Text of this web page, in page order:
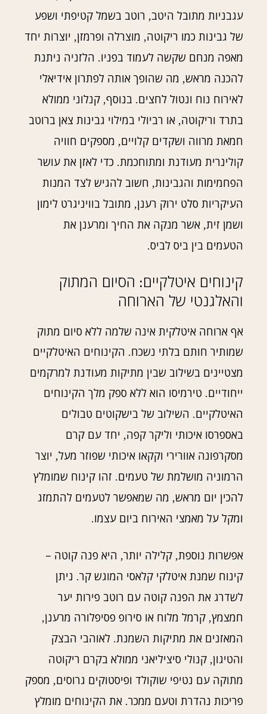
עגבניות מתובל היטב, רוטב בשמל קטיפתי ושפע
של גבינות כמו ריקוטה, מוצרלה ופרמזן, יוצרות יחד
מאפה מנחם שקשה לעמוד בפניו. הלזניה ניתנת
להכנה מראש, מה שהופך אותה לפתרון אידיאלי
לאירוח נוח ונטול לחצים. בנוסף, קנלוני ממולא
בתרד וריקוטה, או רביולי במילוי גבינות צאן ברוטב
חמאת מרווה ושקדים קלויים, מספקים חוויה
קולינרית מעודנת ומתוחכמת. כדי לאזן את עושר
הפחמימות והגבינות, חשוב להגיש לצד המנות
העיקריות סלט ירוק רענן, מתובל בוויניגרט לימון
ושמן זית, אשר מנקה את החיך ומרענן את
הטעמים בין ביס לביס.
קינוחים איטלקיים: הסיום המתוק
והאלגנטי של הארוחה
אף ארוחה איטלקית אינה שלמה ללא סיום מתוק
שמותיר חותם בלתי נשכח. הקינוחים האיטלקיים
מצטיינים בשילוב שבין מתיקות מעודנת למרקמים
ייחודיים. טירמיסו הוא ללא ספק מלך הקינוחים
האיטלקיים. השילוב של בישקוטים טבולים
באספרסו איכותי וליקר קפה, יחד עם קרם
מסקרפונה אוורירי וקקאו איכותי שפוזר מעל, יוצר
הרמוניה מושלמת של טעמים. זהו קינוח שמומלץ
להכין יום מראש, מה שמאפשר לטעמים להתמזג
ומקל על מאמצי האירוח ביום עצמו.
אפשרות נוספת, קלילה יותר, היא פנה קוטה –
קינוח שמנת איטלקי קלאסי המוגש קר. ניתן
לשדרג את הפנה קוטה עם רוטב פירות יער
חמצמץ, קרמל מלוח או סירופ פסיפלורה מרענן,
המאזנים את מתיקות השמנת. לאוהבי הבצק
והטיגון, קנולי סיציליאני ממולא בקרם ריקוטה
מתוקה עם נטיפי שוקולד ופיסטוקים גרוסים, מספק
פריכות נהדרת וטעם ממכר. את הקינוחים מומלץ